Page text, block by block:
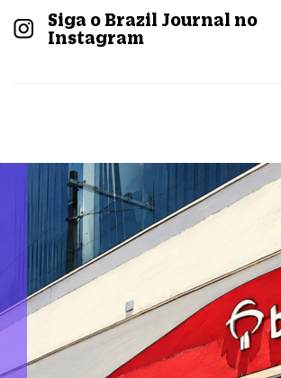
Siga o Brazil Journal no
Instagram